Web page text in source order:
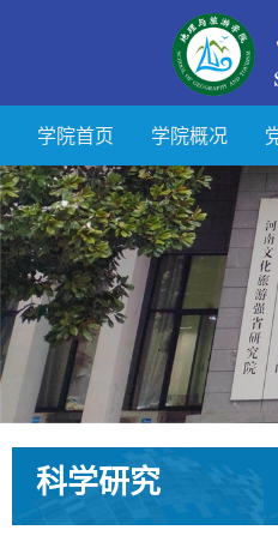
学院首页 学院概况
科学研究